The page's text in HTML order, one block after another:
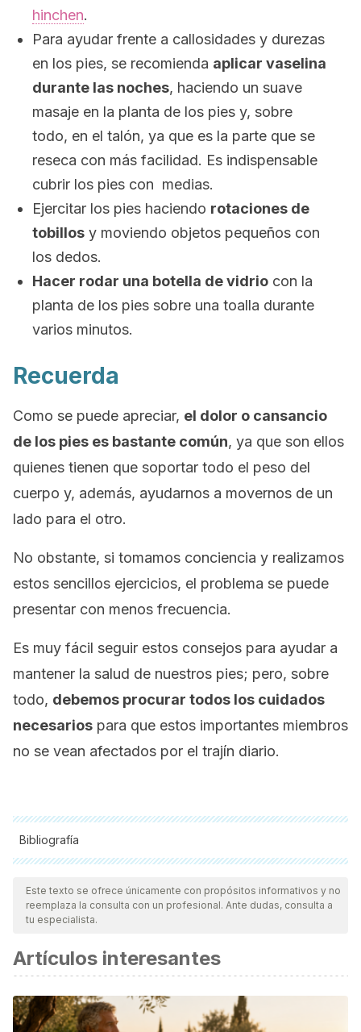
hinchen.
Para ayudar frente a callosidades y durezas
en los pies, se recomienda aplicar vaselina
durante las noches, haciendo un suave
masaje en la planta de los pies y, sobre
todo, en el talón, ya que es la parte que se
reseca con más facilidad. Es indispensable
cubrir los pies con medias.
Ejercitar los pies haciendo rotaciones de
tobillos y moviendo objetos pequeños con
los dedos.
Hacer rodar una botella de vidrio con la
planta de los pies sobre una toalla durante
varios minutos.
Recuerda
Como se puede apreciar, el dolor o cansancio
de los pies es bastante común, ya que son ellos
quienes tienen que soportar todo el peso del
cuerpo y, además, ayudarnos a movernos de un
lado para el otro.
No obstante, si tomamos conciencia y realizamos
estos sencillos ejercicios, el problema se puede
presentar con menos frecuencia.
Es muy fácil seguir estos consejos para ayudar a
mantener la salud de nuestros pies; pero, sobre
todo, debemos procurar todos los cuidados
necesarios para que estos importantes miembros
no se vean afectados por el trajín diario.
Bibliografía
Todas las fuentes citadas fueron revisadas a profundidad por
nuestro equipo, para asegurar su calidad, confiabilidad,
vigencia y validez.La bibliografía de este artículo fue
científica.
Moyle, W., Cooke, M. L., Beattie, E., Shum, D. H. K.,
O’Dwyer, S. T., & Barrett, S. (2014). Foot massage versus
quiet presence on agitation and mood in people with
Este texto se ofrece únicamente con propósitos informativos y no
reemplaza la consulta con un profesional. Ante dudas, consulta a
tu especialista.
Artículos interesantes